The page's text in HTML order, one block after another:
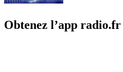
Obtenez l’app